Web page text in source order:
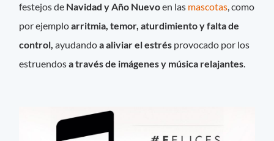
festejos de Navidad y Año Nuevoen las mascotas, como
por ejemploarritmia, temor, aturdimiento y falta de
control,ayudandoa aliviar el estrés provocado por los
estruendosa través de imágenes y música relajantes.